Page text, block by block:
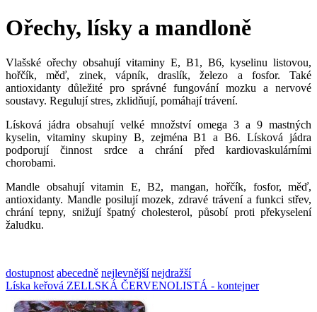
Ořechy, lísky a mandloně
Vlašské ořechy obsahují vitaminy E, B1, B6, kyselinu listovou,
hořčík, měď, zinek, vápník, draslík, železo a fosfor. Také
antioxidanty důležité pro správné fungování mozku a nervové
soustavy. Regulují stres, zklidňují, pomáhají trávení.
Lísková jádra obsahují velké množství omega 3 a 9 mastných
kyselin, vitaminy skupiny B, zejména B1 a B6. Lísková jádra
podporují činnost srdce a chrání před kardiovaskulárními
chorobami.
Mandle obsahují vitamin E, B2, mangan, hořčík, fosfor, měď,
antioxidanty. Mandle posilují mozek, zdravé trávení a funkci střev,
chrání tepny, snižují špatný cholesterol, působí proti překyselení
žaludku.
dostupnost abecedně nejlevnější nejdražší
Líska keřová ZELLSKÁ ČERVENOLISTÁ - kontejner